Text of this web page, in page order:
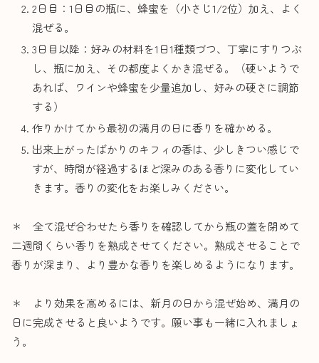
2日目：1日目の瓶に、蜂蜜を（小さじ1/2位）加え、よく
混ぜる。
3日目以降：好みの材料を1日1種類づつ、丁寧にすりつぶ
し、瓶に加え、その都度よくかき混ぜる。（硬いようで
あれば、ワインや蜂蜜を少量追加し、好みの硬さに調節
する）
作りかけてから最初の満月の日に香りを確かめる。
出来上がったばかりのキフィの香は、少しきつい感じで
すが、時間が経過するほど深みのある香りに変化してい
きます。香りの変化をお楽しみください。
＊ 全て混ぜ合わせたら香りを確認してから瓶の蓋を閉めて
二週間くらい香りを熟成させてください。熟成させることで
香りが深まり、より豊かな香りを楽しめるようになります。
＊ より効果を高めるには、新月の日から混ぜ始め、満月の
日に完成させると良いようです。願い事も一緒に入れましょ
う。